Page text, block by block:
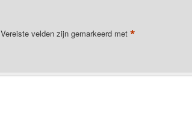
Vereiste velden zijn gemarkeerd met *